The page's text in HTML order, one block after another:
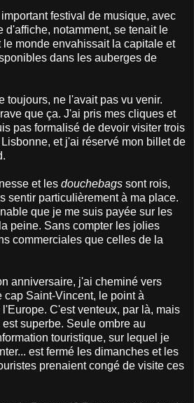
festival de musique, avec
d'affiche, notamment, se tenait le
le monde envahissait la capitale et
dans les auberges de
toujours, ne l'avait pas vu venir.
que ça. J'ai pris mes cliques et
pas formalisé de devoir visiter trois
et j'ai réservé mon billet de
et les douchebags sont rois,
sentir particulièrement à ma place.
que je me suis payée sur les
peine. Sans compter les jolies
commerciales que celles de la
anniversaire, j'ai cheminé vers
cap Saint-Vincent, le point à
l'Europe. C'est venteux, par là, mais
superbe. Seule ombre au
touristique, sur lequel je
est fermé les dimanches et les
prenaient congé de visite ces